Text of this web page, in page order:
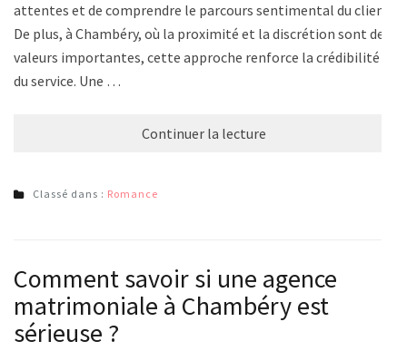
attentes et de comprendre le parcours sentimental du client.
De plus, à Chambéry, où la proximité et la discrétion sont des
valeurs importantes, cette approche renforce la crédibilité
du service. Une …
Continuer la lecture
Classé dans : Romance
Comment savoir si une agence
matrimoniale à Chambéry est
sérieuse ?